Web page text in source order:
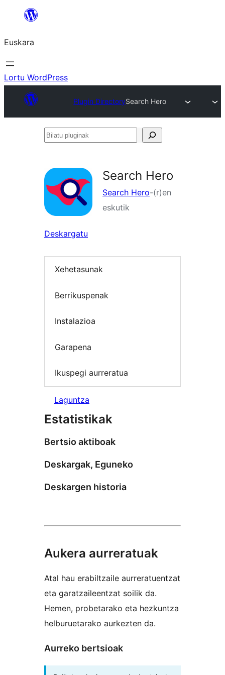
Euskara
Lortu WordPress
Plugin DirectorySearch Hero
Bilatu
Search Hero
Search Hero-(r)en
eskutik
Deskargatu
Xehetasunak
Berrikuspenak
Instalazioa
Garapena
Ikuspegi aurreratua
Laguntza
Estatistikak
Bertsio aktiboak
Deskargak, Eguneko
Deskargen historia
Aukera aurreratuak
Atal hau erabiltzaile aurreratuentzat
eta garatzaileentzat soilik da.
Hemen, probetarako eta hezkuntza
helburuetarako aurkezten da.
Aurreko bertsioak